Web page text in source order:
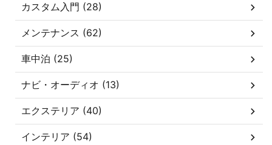
カスタム入門 (28)
メンテナンス (62)
車中泊 (25)
ナビ・オーディオ (13)
エクステリア (40)
インテリア (54)